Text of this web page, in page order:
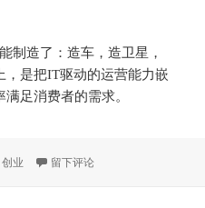
制造了：造车，造卫星，
，是把IT驱动的运营能力嵌
足消费者的需求。
标
创业 于两个平行世界
留下评论